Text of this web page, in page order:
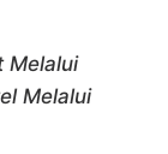
Melalui
Melalui